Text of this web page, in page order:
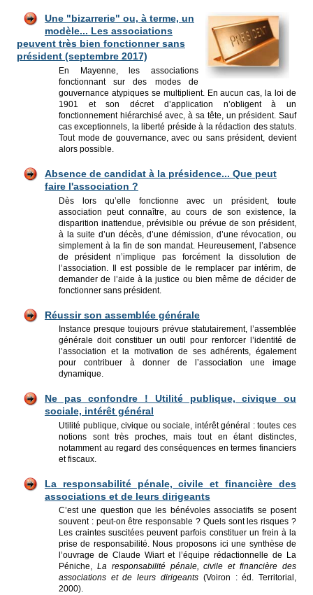
Une "bizarrerie" ou, à terme, un
modèle... Les associations
peuvent très bien fonctionner sans
président (septembre 2017)
En Mayenne, les associations
fonctionnant sur des modes de
gouvernance atypiques se multiplient. En aucun cas, la loi de
1901 et son décret d’application n’obligent à un
fonctionnement hiérarchisé avec, à sa tête, un président. Sauf
cas exceptionnels, la liberté préside à la rédaction des statuts.
Tout mode de gouvernance, avec ou sans président, devient
alors possible.
Absence de candidat à la présidence... Que peut
faire l'association ?
Dès lors qu’elle fonctionne avec un président, toute
association peut connaître, au cours de son existence, la
disparition inattendue, prévisible ou prévue de son président,
à la suite d’un décès, d’une démission, d’une révocation, ou
simplement à la fin de son mandat. Heureusement, l’absence
de président n’implique pas forcément la dissolution de
l’association. Il est possible de le remplacer par intérim, de
demander de l’aide à la justice ou bien même de décider de
fonctionner sans président.
Réussir son assemblée générale
Instance presque toujours prévue statutairement, l’assemblée
générale doit constituer un outil pour renforcer l’identité de
l’association et la motivation de ses adhérents, également
pour contribuer à donner de l’association une image
dynamique.
Ne pas confondre ! Utilité publique, civique ou
sociale, intérêt général
Utilité publique, civique ou sociale, intérêt général : toutes ces
notions sont très proches, mais tout en étant distinctes,
notamment au regard des conséquences en termes financiers
et fiscaux.
La responsabilité pénale, civile et financière des
associations et de leurs dirigeants
C’est une question que les bénévoles associatifs se posent
souvent : peut-on être responsable ? Quels sont les risques ?
Les craintes suscitées peuvent parfois constituer un frein à la
prise de responsabilité. Nous proposons ici une synthèse de
l’ouvrage de Claude Wiart et l’équipe rédactionnelle de La
Péniche, La responsabilité pénale, civile et financière des
associations et de leurs dirigeants (Voiron : éd. Territorial,
2000).